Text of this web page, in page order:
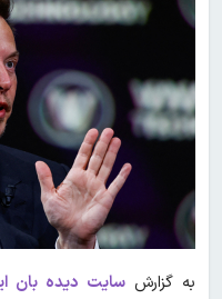
به گزارش سایت دیده بان